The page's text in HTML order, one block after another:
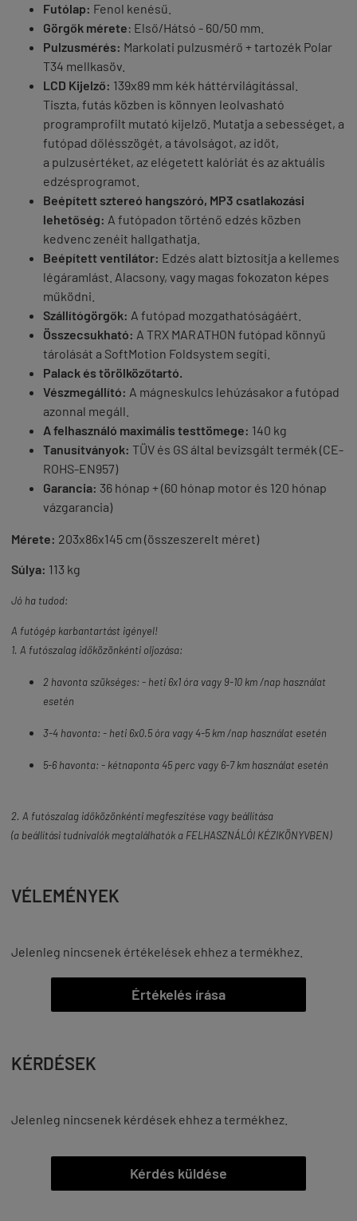
Futólap: Fenol kenésű.
Görgők mérete: Első/Hátsó - 60/50 mm.
Pulzusmérés: Markolati pulzusmérő + tartozék Polar
T34 mellkasöv.
LCD Kijelző: 139x89 mm kék háttérvilágítással.
Tiszta, futás közben is könnyen leolvasható
programprofilt mutató kijelző. Mutatja a sebességet, a
futópad dőlésszögét, a távolságot, az időt,
a pulzusértéket, az elégetett kalóriát és az aktuális
edzésprogramot.
Beépített sztereó hangszóró, MP3 csatlakozási
lehetőség: A futópadon történő edzés közben
kedvenc zenéit hallgathatja.
Beépített ventilátor: Edzés alatt biztosítja a kellemes
légáramlást. Alacsony, vagy magas fokozaton képes
működni.
Szállítógörgők: A futópad mozgathatóságáért.
Összecsukható: A TRX MARATHON futópad könnyű
tárolását a SoftMotion Foldsystem segíti.
Palack és törölközőtartó.
Vészmegállító: A mágneskulcs lehúzásakor a futópad
azonnal megáll.
A felhasználó maximális testtömege: 140 kg
Tanusítványok: TÜV és GS által bevizsgált termék (CE-
ROHS-EN957)
Garancia: 36 hónap + (60 hónap motor és 120 hónap
vázgarancia)
Mérete: 203x86x145 cm (összeszerelt méret)
Súlya: 113 kg
Jó ha tudod:
A futógép karbantartást igényel!
1. A futószalag időközönkénti oljozása:
2 havonta szükséges: - heti 6x1 óra vagy 9-10 km /nap használat
esetén
3-4 havonta: - heti 6x0.5 óra vagy 4-5 km /nap használat esetén
5-6 havonta: - kétnaponta 45 perc vagy 6-7 km használat esetén
2. A futószalag időközönkénti megfeszítése vagy beállítása
(a beállítási tudnivalók megtalálhatók a FELHASZNÁLÓI KÉZIKÖNYVBEN)
VÉLEMÉNYEK
Jelenleg nincsenek értékelések ehhez a termékhez.
Értékelés írása
KÉRDÉSEK
Jelenleg nincsenek kérdések ehhez a termékhez.
Kérdés küldése